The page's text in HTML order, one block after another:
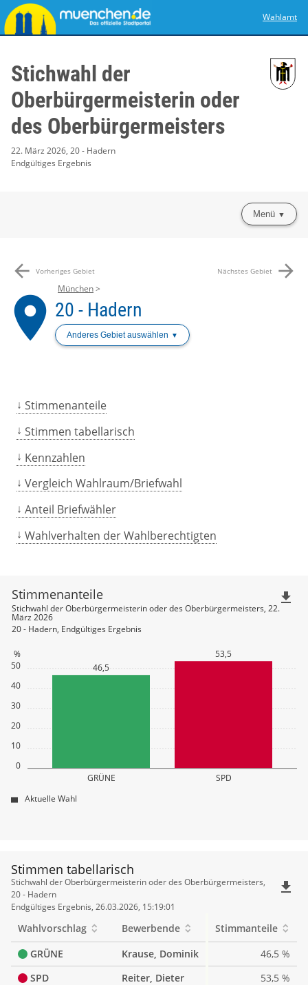
Wahlamt
Stichwahl der
Oberbürgermeisterin oder
des Oberbürgermeisters
22. März 2026, 20 - Hadern
Endgültiges Ergebnis
Menü
arrow_back Vorheriges Gebiet Nächstes Gebiet arrow_forward
place
München
20 - Hadern
Anderes Gebiet auswählen
Stimmenanteile
Stimmen tabellarisch
Kennzahlen
Vergleich Wahlraum/Briefwahl
Anteil Briefwähler
Wahlverhalten der Wahlberechtigten
0
10
20
30
40
50
%
GRÜNE SPD
46,5
53,5
Stimmenanteile
Stichwahl der Oberbürgermeisterin oder des Oberbürgermeisters, 22.
März 2026
20 - Hadern, Endgültiges Ergebnis
Aktuelle Wahl
file_download
Stimmen tabellarisch
Stimmen
tabellarisch
Stichwahl der Oberbürgermeisterin oder des Oberbürgermeisters,
20 - Hadern
Endgültiges Ergebnis, 26.03.2026, 15:19:01
file_download
Wahlvorschlag Bewerbende
Stimmanteile
GRÜNE
Krause, Dominik
46,5 %
SPD
Reiter, Dieter
53,5 %